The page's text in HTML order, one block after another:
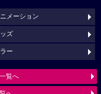
メーション
ズ
ー
覧へ